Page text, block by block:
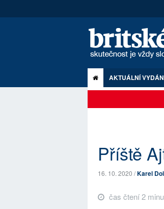
AKTUÁLNÍ
Příště
16. 10. 2020 /Karel
čas čtení 2